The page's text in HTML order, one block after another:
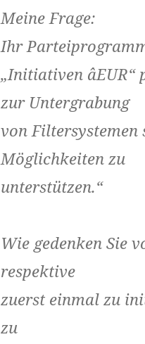
Meine Frage:
Ihr
„Initiativen âEUR“
zur Untergrabung
von
Möglichkeiten zu
unterstützen.“
Wie gedenken Sie
respektive
zuerst einmal zu
zu